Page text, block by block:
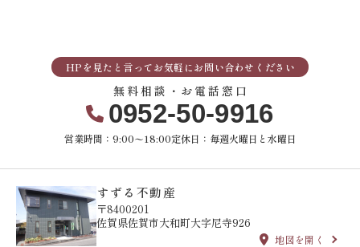
HPを見たと言ってお気軽にお問い合わせください
無料相談・お電話窓口
0952-50-9916
営業時間：9:00〜18:00定休日：毎週火曜日と水曜日
すずる不動産
〒8400201
佐賀県佐賀市大和町大字尼寺926
地図を開く